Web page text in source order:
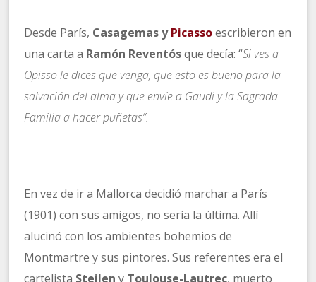
Desde París, Casagemas yPicassoescribieron en
una carta a Ramón Reventósque decía: “Si ves a
Opisso le dices que venga, que esto es bueno para la
salvación del alma y que envíe a Gaudi y la Sagrada
Familia a hacer puñetas”.
En vez de ir a Mallorca decidió marchar a París
(1901) con sus amigos, no sería la última. Allí
alucinó con los ambientes bohemios de
Montmartre y sus pintores. Sus referentes era el
cartelista Steilen y Toulouse-Lautrec, muerto